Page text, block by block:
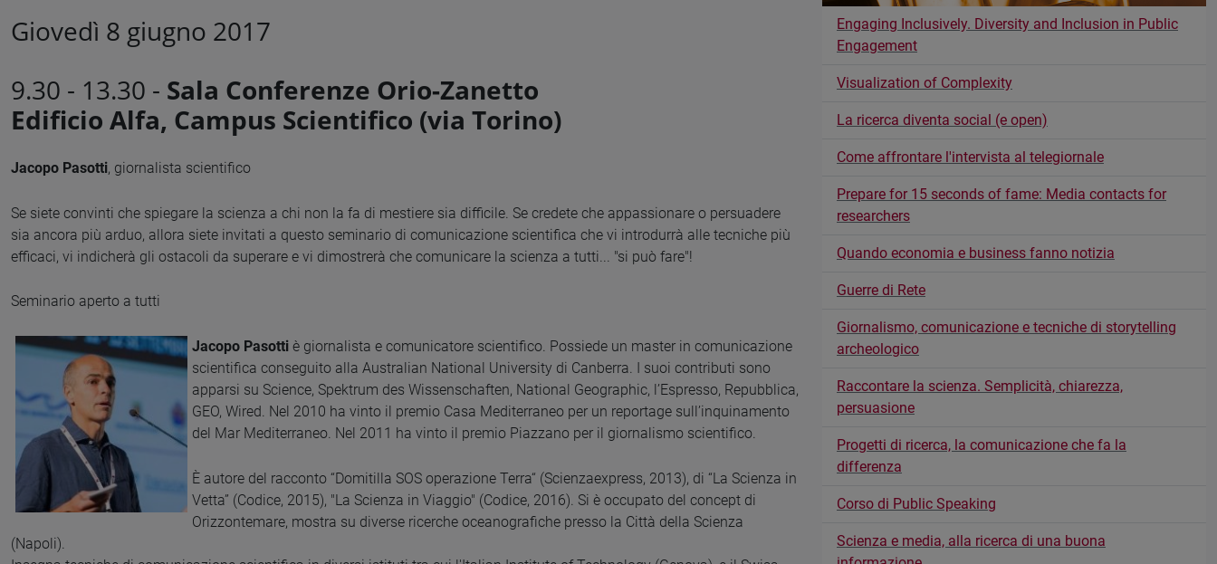
Giovedì 8 giugno 2017
9.30 - 13.30 - Sala Conferenze Orio-Zanetto
Edificio Alfa, Campus Scientifico (via Torino)
Jacopo Pasotti, giornalista scientifico
Se siete convinti che spiegare la scienza a chi non la fa di mestiere sia difficile. Se credete che appassionare o persuadere
sia ancora più arduo, allora siete invitati a questo seminario di comunicazione scientifica che vi introdurrà alle tecniche più
efficaci, vi indicherà gli ostacoli da superare e vi dimostrerà che comunicare la scienza a tutti... "si può fare"!
Seminario aperto a tutti
Jacopo Pasotti è giornalista e comunicatore scientifico. Possiede un master in comunicazione
scientifica conseguito alla Australian National University di Canberra. I suoi contributi sono
apparsi su Science, Spektrum des Wissenschaften, National Geographic, l’Espresso, Repubblica,
GEO, Wired. Nel 2010 ha vinto il premio Casa Mediterraneo per un reportage sull’inquinamento
del Mar Mediterraneo. Nel 2011 ha vinto il premio Piazzano per il giornalismo scientifico.
È autore del racconto “Domitilla SOS operazione Terra“ (Scienzaexpress, 2013), di “La Scienza in
Vetta” (Codice, 2015), "La Scienza in Viaggio" (Codice, 2016). Si è occupato del concept di
Orizzontemare, mostra su diverse ricerche oceanografiche presso la Città della Scienza
(Napoli).
Engaging Inclusively. Diversity and Inclusion in Public
Engagement
Visualization of Complexity
La ricerca diventa social (e open)
Come affrontare l'intervista al telegiornale
Prepare for 15 seconds of fame: Media contacts for
researchers
Quando economia e business fanno notizia
Guerre di Rete
Giornalismo, comunicazione e tecniche di storytelling
archeologico
Raccontare la scienza. Semplicità, chiarezza,
persuasione
Progetti di ricerca, la comunicazione che fa la
differenza
Corso di Public Speaking
Scienza e media, alla ricerca di una buona